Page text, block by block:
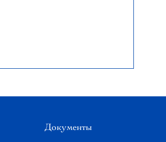
Документы